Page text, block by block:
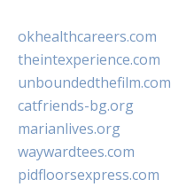
okhealthcareers.com
theintexperience.com
unboundedthefilm.com
catfriends-bg.org
marianlives.org
waywardtees.com
pidfloorsexpress.com